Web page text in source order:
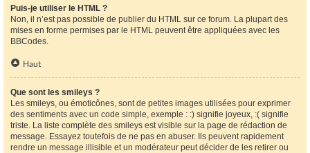
Puis-je utiliser le HTML ?
Non, il n’est pas possible de publier du HTML sur ce forum. La plupart des
mises en forme permises par le HTML peuvent être appliquées avec les
BBCodes.
Haut
Que sont les smileys ?
Les smileys, ou émoticônes, sont de petites images utilisées pour exprimer
des sentiments avec un code simple, exemple : :) signifie joyeux, :( signifie
triste. La liste complète des smileys est visible sur la page de rédaction de
message. Essayez toutefois de ne pas en abuser. Ils peuvent rapidement
rendre un message illisible et un modérateur peut décider de les retirer ou